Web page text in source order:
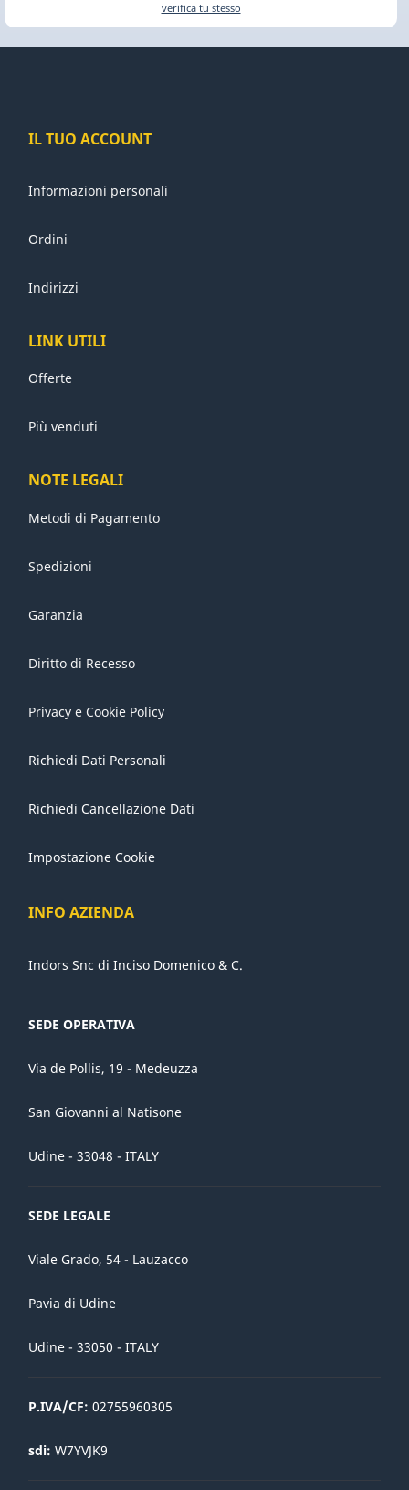
verifica tu stesso
IL TUO ACCOUNT
Informazioni personali
Ordini
Indirizzi
LINK UTILI
Offerte
Più venduti
NOTE LEGALI
Metodi di Pagamento
Spedizioni
Garanzia
Diritto di Recesso
Privacy e Cookie Policy
Richiedi Dati Personali
Richiedi Cancellazione Dati
Impostazione Cookie
INFO AZIENDA
Indors Snc di Inciso Domenico & C.
SEDE OPERATIVA
Via de Pollis, 19 - Medeuzza
San Giovanni al Natisone
Udine - 33048 - ITALY
SEDE LEGALE
Viale Grado, 54 - Lauzacco
Pavia di Udine
Udine - 33050 - ITALY
P.IVA/CF: 02755960305
sdi: W7YVJK9